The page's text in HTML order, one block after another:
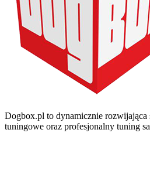
Dogbox.pl to dynamicznie rozwijająca
tuningowe oraz profesjonalny tuning